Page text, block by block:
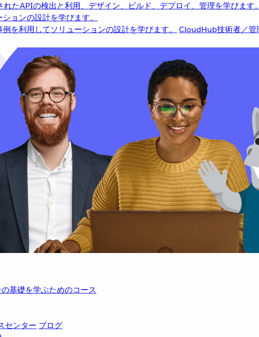
たAPIの検出と利用、デザイン、ビルド、デプロイ、管理を学びます。
ョンの設計を学びます。
を利用してソリューションの設計を学びます。 CloudHub技術者／
基礎を学ぶためのコース
センター ブログ